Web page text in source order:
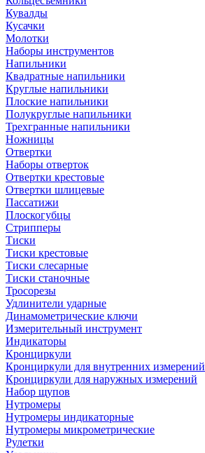
Кувалды
Кусачки
Молотки
Наборы инструментов
Напильники
Квадратные напильники
Круглые напильники
Плоские напильники
Полукруглые напильники
Трехгранные напильники
Ножницы
Отвертки
Наборы отверток
Отвертки крестовые
Отвертки шлицевые
Пассатижи
Плоскогубцы
Стрипперы
Тиски
Тиски крестовые
Тиски слесарные
Тиски станочные
Тросорезы
Удлинители ударные
Динамометрические ключи
Измерительный инструмент
Индикаторы
Кронциркули
Кронциркули для внутренних измерений
Кронциркули для наружных измерений
Набор щупов
Нутромеры
Нутромеры индикаторные
Нутромеры микрометрические
Рулетки